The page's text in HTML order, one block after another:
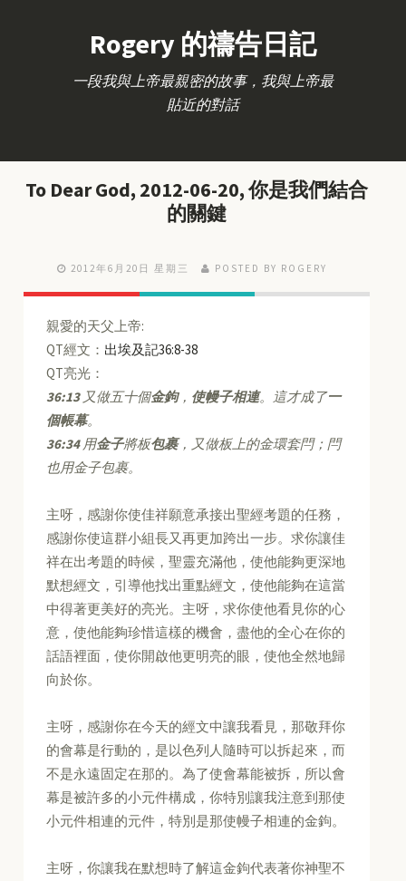
Rogery 的禱告日記
一段我與上帝最親密的故事，我與上帝最
貼近的對話
To Dear God, 2012-06-20, 你是我們結合
的關鍵
2012年6月20日 星期三 POSTED BY ROGERY
親愛的天父上帝:
QT經文： 出埃及記36:8-38
QT亮光：
36:13又做五十個金鉤， 使幔子相連。這才成了一
個帳幕。
36:34用金子將板包裹，又做板上的金環套閂；閂
也用金子包裹。
主呀，感謝你使佳祥願意承接出聖經考題的任務，
感謝你使這群小組長又再更加跨出一步。求你讓佳
祥在出考題的時候，聖靈充滿他，使他能夠更深地
默想經文，引導他找出重點經文，使他能夠在這當
中得著更美好的亮光。主呀，求你使他看見你的心
意，使他能夠珍惜這樣的機會，盡他的全心在你的
話語裡面，使你開啟他更明亮的眼，使他全然地歸
向於你。
主呀，感謝你在今天的經文中讓我看見，那敬拜你
的會幕是行動的，是以色列人隨時可以拆起來，而
不是永遠固定在那的。為了使會幕能被拆，所以會
幕是被許多的小元件構成，你特別讓我注意到那使
小元件相連的元件，特別是那使幔子相連的金鉤。
主呀，你讓我在默想時了解這金鉤代表著你神聖不